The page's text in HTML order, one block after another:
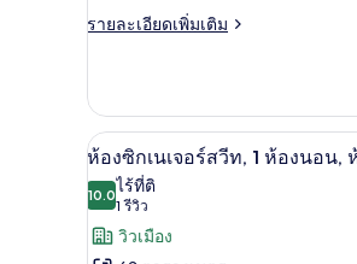
ซ์,
2
เตียง
รายละเอียดเพิ่มเติม
ราย
เกี่ยว
กับ
ห้อง
ลัก
เตียง
เปิด
ภาพถ่าย
ทั้งหมด
ของ
ห้อ
7
ห้องซิกเนเจอร์สวีท, 1 ห้องนอน,
10.010.0 จาก 10
ไร้ที่ติ
1 รีวิว
(1
รีวิว)
วิวเมือง